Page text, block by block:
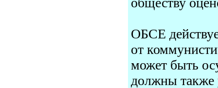
ОБСЕ
от
может быть
должны также